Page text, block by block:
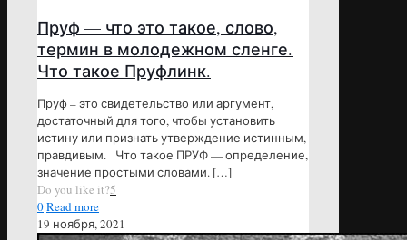
Пруф — что это такое, слово,
термин в молодежном сленге.
Что такое Пруфлинк.
Пруф – это свидетельство или аргумент,
достаточный для того, чтобы установить
истину или признать утверждение истинным,
правдивым. Что такое ПРУФ — определение,
значение простыми словами. […]
Do you like it?5
0Read more
19 ноября, 2021